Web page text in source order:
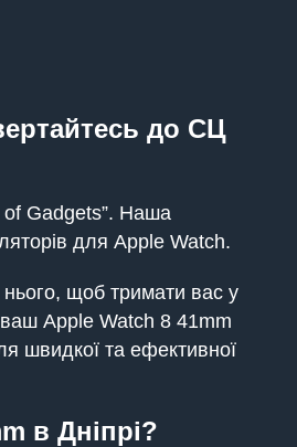
до СЦ
of Gadgets”. Наша
для Apple Watch.
щоб тримати вас у
Apple Watch 8 41mm
швидкої та ефективної
в Дніпрі?